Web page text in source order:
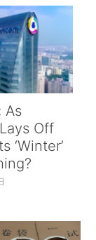
As
Off
‘Winter’